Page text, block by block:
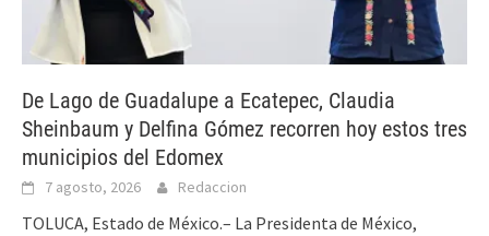
De Lago de Guadalupe a Ecatepec, Claudia
Sheinbaum y Delfina Gómez recorren hoy estos tres
municipios del Edomex
7 agosto, 2026 Redaccion
TOLUCA, Estado de México.– La Presidenta de México,